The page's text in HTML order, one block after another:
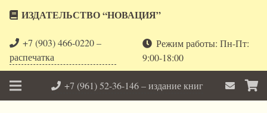
ИЗДАТЕЛЬСТВО “НОВАЦИЯ”
+7 (903) 466-0220 –
распечатка
Режим работы: Пн-Пт:
9:00-18:00
+7 (961) 52-36-146 – издание книг